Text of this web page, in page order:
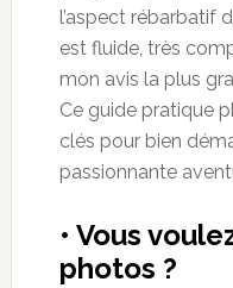
l’aspect rébarbatif
est fluide, très
mon avis la plus
Ce guide pratique
clés pour bien
passionnante
• Vous
photos ?